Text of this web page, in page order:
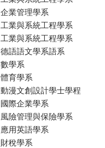
企業管理學系
工業與系統工程學系
工業與系統工程學系
德語語文學系語系
數學系
體育學系
動漫文創設計學士學程
國際企業學系
風險管理與保險學系
應用英語學系
財稅學系